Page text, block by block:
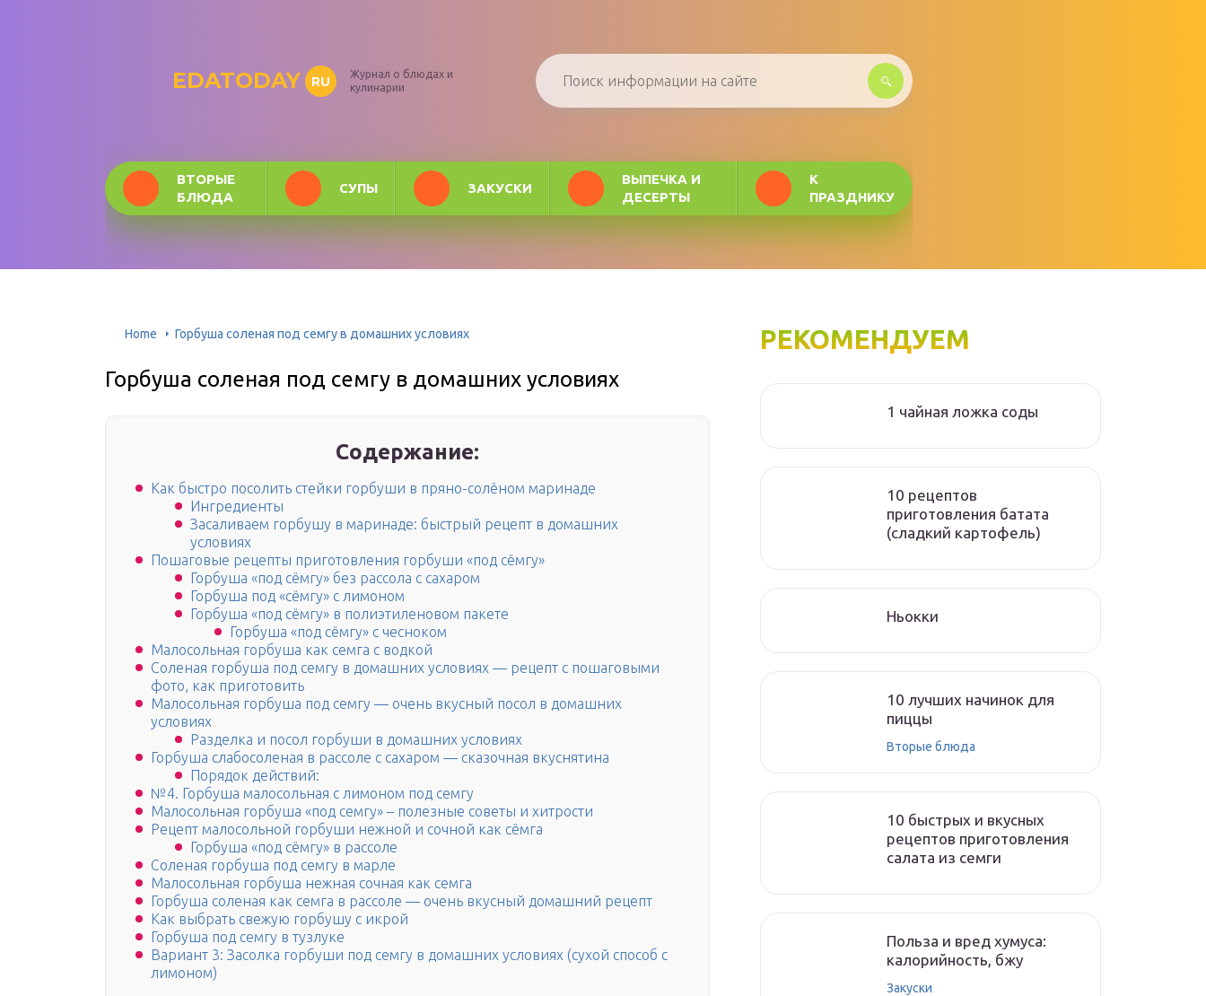
EDATODAY RU
Журнал о блюдах и
кулинарии
ВТОРЫЕ
БЛЮДА
СУПЫ ЗАКУСКИ
ВЫПЕЧКА И
ДЕСЕРТЫ
К
ПРАЗДНИКУ
Home Горбуша соленая под семгу в домашних условиях
Горбуша соленая под семгу в домашних условиях
Содержание:
Как быстро посолить стейки горбуши в пряно-солёном маринаде
Ингредиенты
Засаливаем горбушу в маринаде: быстрый рецепт в домашних
условиях
Пошаговые рецепты приготовления горбуши «под сёмгу»
Горбуша «под сёмгу» без рассола с сахаром
Горбуша под «сёмгу» с лимоном
Горбуша «под сёмгу» в полиэтиленовом пакете
Горбуша «под сёмгу» с чесноком
Малосольная горбуша как семга с водкой
Соленая горбуша под семгу в домашних условиях — рецепт с пошаговыми
фото, как приготовить
Малосольная горбуша под семгу — очень вкусный посол в домашних
условиях
Разделка и посол горбуши в домашних условиях
Горбуша слабосоленая в рассоле с сахаром — сказочная вкуснятина
Порядок действий:
№4. Горбуша малосольная с лимоном под семгу
Малосольная горбуша «под семгу» – полезные советы и хитрости
Рецепт малосольной горбуши нежной и сочной как сёмга
Горбуша «под сёмгу» в рассоле
Соленая горбуша под семгу в марле
Малосольная горбуша нежная сочная как семга
Горбуша соленая как семга в рассоле — очень вкусный домашний рецепт
Как выбрать свежую горбушу с икрой
Горбуша под семгу в тузлуке
Вариант 3: Засолка горбуши под семгу в домашних условиях (сухой способ с
лимоном)
РЕКОМЕНДУЕМ
1 чайная ложка соды
10 рецептов
приготовления батата
(сладкий картофель)
Ньокки
10 лучших начинок для
пиццы
Вторые блюда
10 быстрых и вкусных
рецептов приготовления
салата из семги
Польза и вред хумуса:
калорийность, бжу
Закуски